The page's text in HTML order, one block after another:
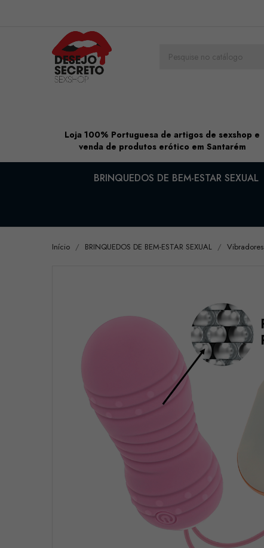
Loja 100% Portuguesa de artigos de sexshop e
venda de produtos erótico em Santarém
BRINQUEDOS DE BEM-ESTAR SEXUAL
Início BRINQUEDOS DE BEM-ESTAR SEXUAL Vibradores